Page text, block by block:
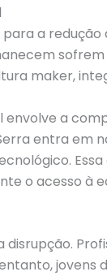
a
maker,
a
entra em
o acesso à